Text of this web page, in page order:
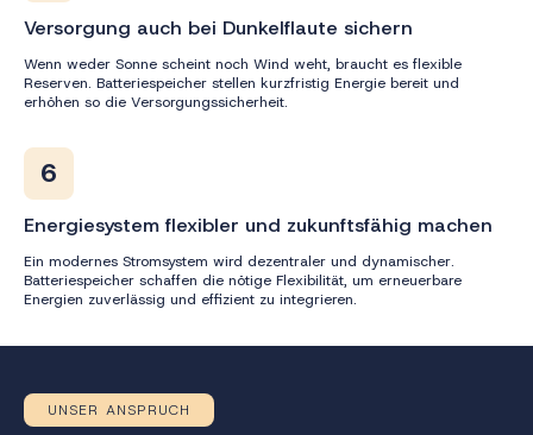
Versorgung auch bei Dunkelflaute sichern
Wenn weder Sonne scheint noch Wind weht, braucht es flexible
Reserven. Batteriespeicher stellen kurzfristig Energie bereit und
erhöhen so die Versorgungssicherheit.
6
Energiesystem flexibler und zukunftsfähig machen
Ein modernes Stromsystem wird dezentraler und dynamischer.
Batteriespeicher schaffen die nötige Flexibilität, um erneuerbare
Energien zuverlässig und effizient zu integrieren.
UNSER ANSPRUCH